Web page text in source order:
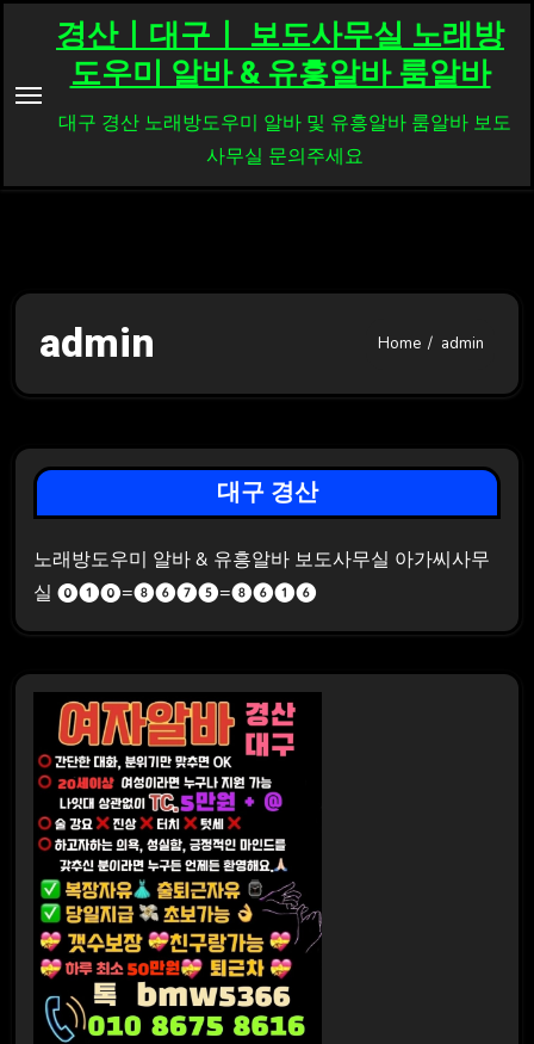
content
경산ㅣ대구ㅣ 보도사무실 노래방
도우미 알바 & 유흥알바 룸알바
대구 경산 노래방도우미 알바 및 유흥알바 룸알바 보도
사무실 문의주세요
admin Home admin
대구 경산
노래방도우미 알바 & 유흥알바 보도사무실 아가씨사무
실 ⓿❶⓿=❽❻❼❺=❽❻❶❻